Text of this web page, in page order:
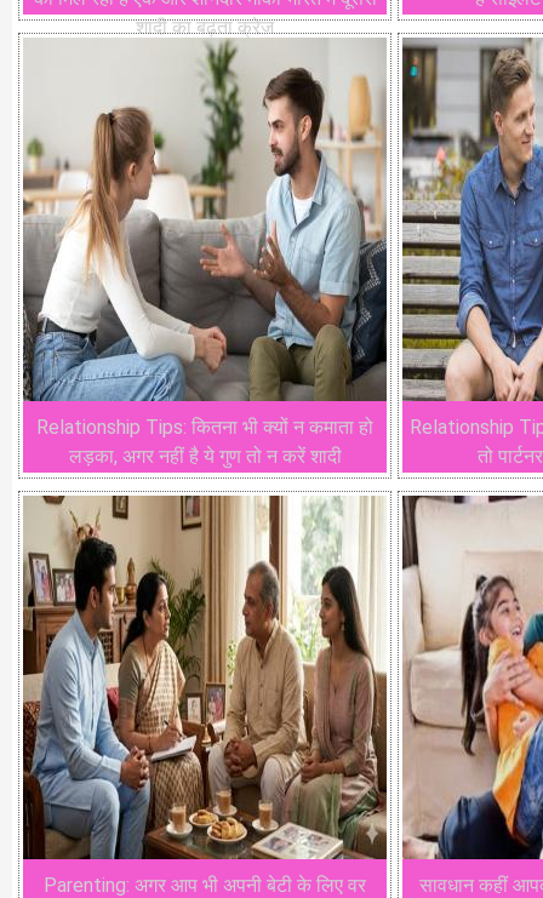
शादी का बढ़ता क्रेज
Relationship Tips: कितना भी क्यों न कमाता हो
लड़का, अगर नहीं है ये गुण तो न करें शादी
Relationship
तो
Parenting: अगर आप भी अपनी बेटी के लिए वर
सावधान कहीं